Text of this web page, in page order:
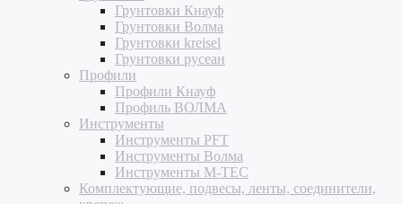
Грунтовки Кнауф
Грунтовки Волма
Грунтовки kreisel
Грунтовки русеан
Профили
Профили Кнауф
Профиль ВОЛМА
Инструменты
Инструменты PFT
Инструменты Волма
Инструменты M-TEC
Комплектующие, подвесы, ленты, соединители,